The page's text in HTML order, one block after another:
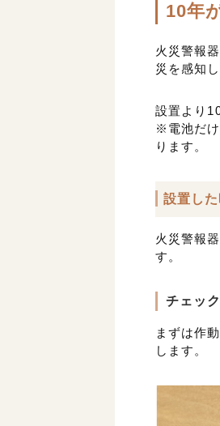
10年
火災警報
災を感知
設置より
※電池だ
ります。
設置し
火災警報
す。
チェッ
まずは作
します。